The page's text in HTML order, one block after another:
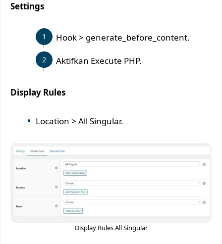
Settings
Hook > generate_before_content.
Aktifkan Execute PHP.
Display Rules
Location > All Singular.
Display Rules All Singular